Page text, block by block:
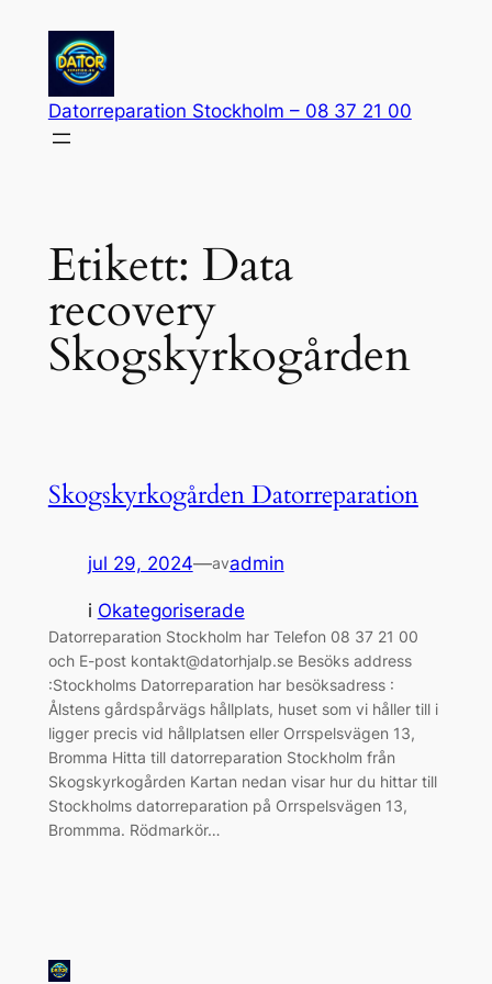
innehåll
Datorreparation Stockholm – 08 37 21 00
Etikett: Data
recovery
Skogskyrkogården
Skogskyrkogården Datorreparation
jul 29, 2024—avadmin
i Okategoriserade
Datorreparation Stockholm har Telefon 08 37 21 00
och E-post kontakt@datorhjalp.se Besöks address
:Stockholms Datorreparation har besöksadress :
Ålstens gårdspårvägs hållplats, huset som vi håller till i
ligger precis vid hållplatsen eller Orrspelsvägen 13,
Bromma Hitta till datorreparation Stockholm från
Skogskyrkogården Kartan nedan visar hur du hittar till
Stockholms datorreparation på Orrspelsvägen 13,
Brommma. Rödmarkör…